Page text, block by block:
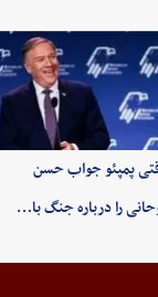
پمپئو جواب حسن
را درباره جنگ با…